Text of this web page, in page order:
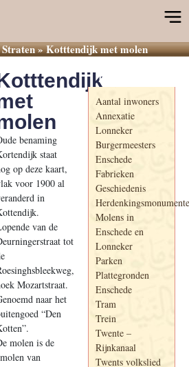
Straten»Kotttendijk met molen
benaming
staat
op deze kaart,
voor 1900 al
in
van de
tot
Mozartstraat.
naar het
“Den
molen is de
van
Informatie
Aantal inwoners
Annexatie
Lonneker
Burgermeesters
Enschede
Fabrieken
Geschiedenis
Molens in
Enschede en
Lonneker
Parken
Plattegronden
Enschede
Tram
Trein
Twente –
Rijnkanaal
Twents volkslied